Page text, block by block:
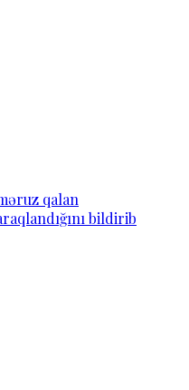
qalan
bildirib